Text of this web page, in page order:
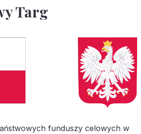
Targ
funduszy celowych w